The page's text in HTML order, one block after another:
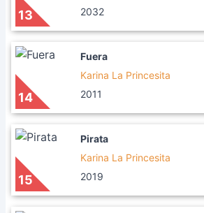
13
2032
14
Fuera
Karina La Princesita
2011
15
Pirata
Karina La Princesita
2019